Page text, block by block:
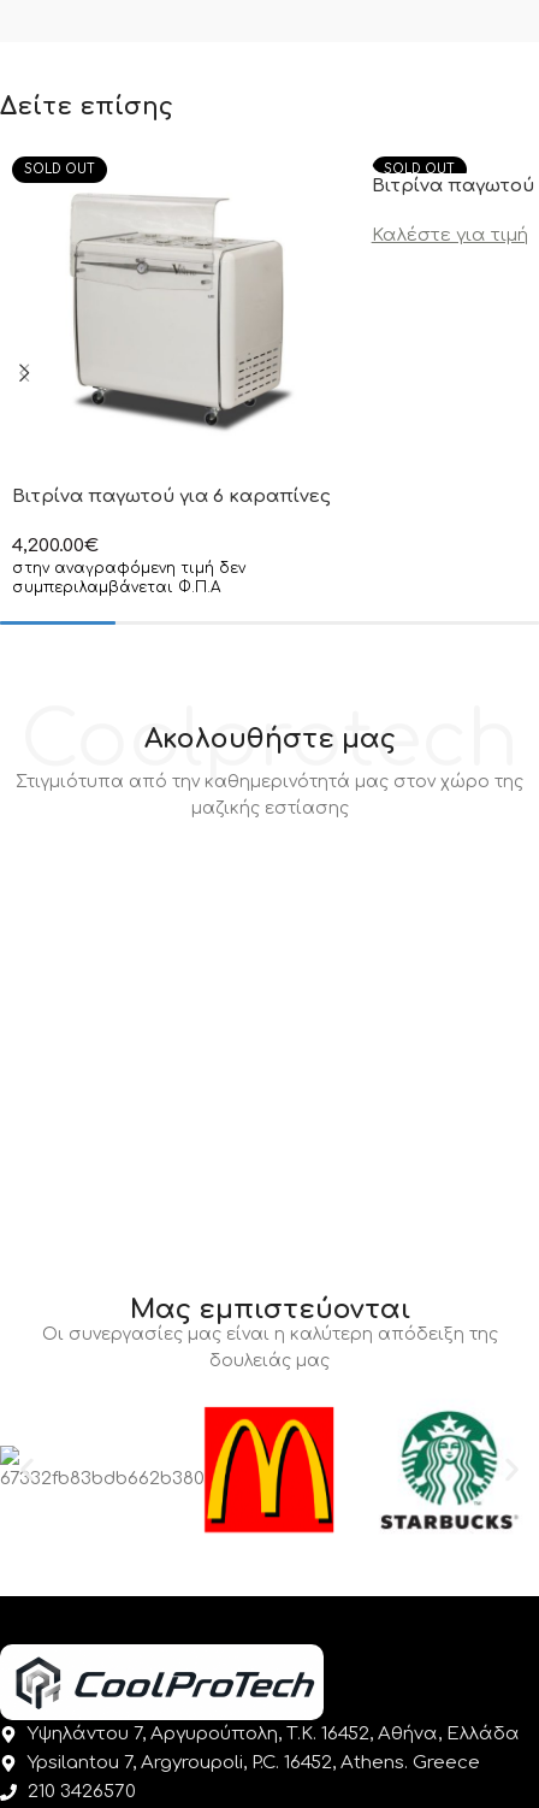
Δείτε επίσης
SOLD OUT
Βιτρίνα παγωτού για 6 καραπίνες
4,200.00€
στην αναγραφόμενη τιμή δεν
συμπεριλαμβάνεται Φ.Π.Α
SOLD OUT
Βιτρίνα
Καλέστε για τιμή
Coolprotech
Ακολουθήστε μας
Στιγμιότυπα από την καθημερινότητά μας στον χώρο της
μαζικής εστίασης
Μας εμπιστεύονται
Οι συνεργασίες μας είναι η καλύτερη απόδειξη της
δουλειάς μας
Υψηλάντου 7, Αργυρούπολη, Τ.Κ. 16452, Αθήνα, Ελλάδα
Ypsilantou 7, Argyroupoli, P.C. 16452, Athens. Greece
210 3426570